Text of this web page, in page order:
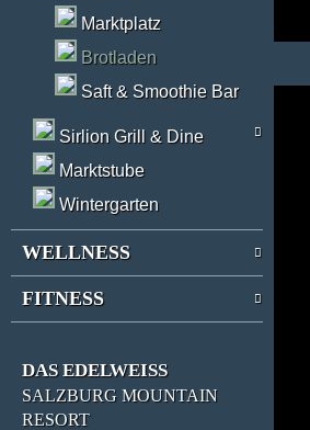
Marktplatz
Brotladen
Saft & Smoothie Bar
Sirlion Grill & Dine
Marktstube
Wintergarten
WELLNESS
FITNESS
DAS EDELWEISS
SALZBURG MOUNTAIN
RESORT